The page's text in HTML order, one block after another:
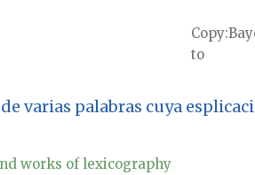
Copy
to
varias palabras cuya
works of lexicography